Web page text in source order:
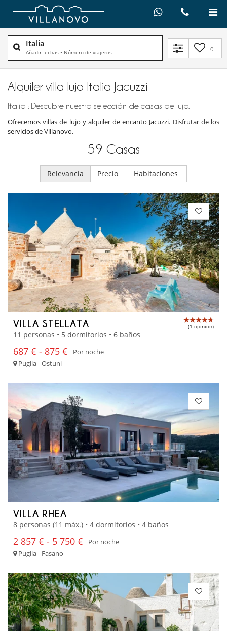
Italia
Añadir fechas • Número de viajeros 0
Alquiler villa lujo Italia Jacuzzi
Italia : Descubre nuestra selección de casas de lujo.
Ofrecemos villas de lujo y alquiler de encanto Jacuzzi. Disfrutar de los
servicios de Villanovo.
59 Casas
Relevancia Precio Habitaciones
VILLA STELLATA (1 opinion)
11 personas • 5 dormitorios • 6 baños
687 € - 875 €
Por noche
Puglia - Ostuni
VILLA RHEA
8 personas (11 máx.) • 4 dormitorios • 4 baños
2 857 € - 5 750 €
Por noche
Puglia - Fasano